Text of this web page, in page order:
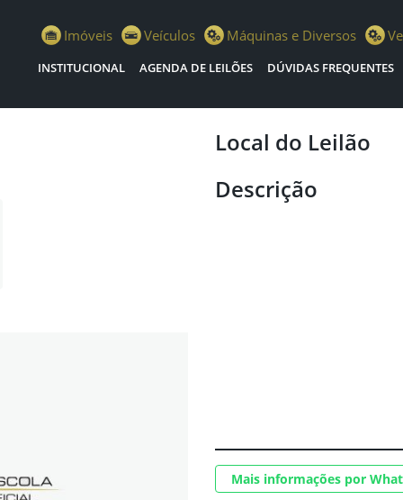
Imóveis Veículos Máquinas e Diversos
INSTITUCIONAL AGENDA DE LEILÕES DÚVIDAS FREQUENTES
Local do Leilão
Descrição
Mais informações por